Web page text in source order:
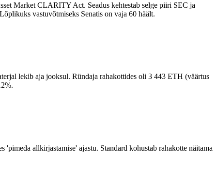
Market CLARITY Act. Seadus kehtestab selge piiri SEC ja
vastuvõtmiseks Senatis on vaja 60 häält.
lekib aja jooksul. Ründaja rahakottides oli 3 443 ETH (väärtus
allkirjastamise' ajastu. Standard kohustab rahakotte näitama